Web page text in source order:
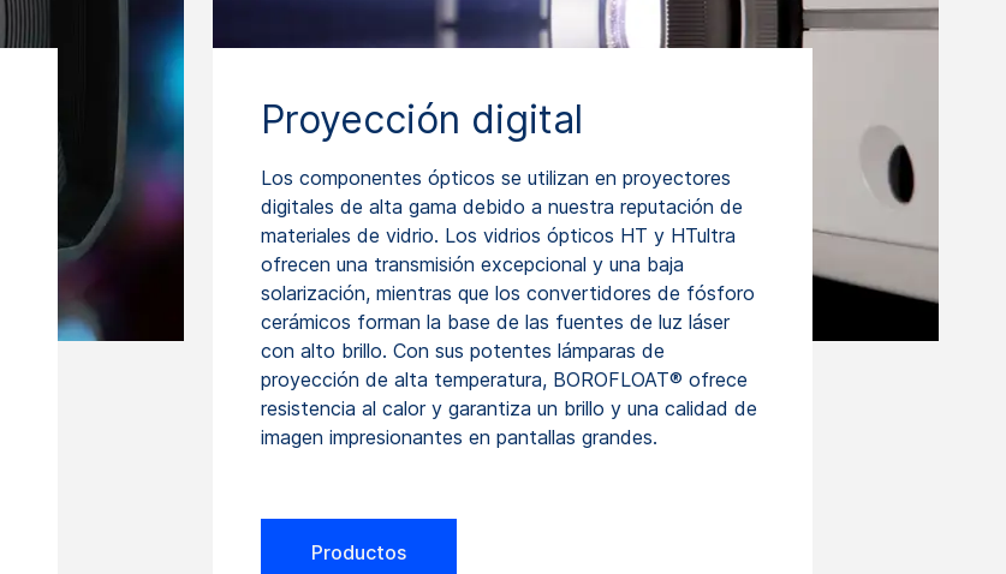
Proyección digital
Los componentes ópticos se utilizan en proyectores
digitales de alta gama debido a nuestra reputación de
materiales de vidrio. Los vidrios ópticos HT y HTultra
ofrecen una transmisión excepcional y una baja
solarización, mientras que los convertidores de fósforo
cerámicos forman la base de las fuentes de luz láser
con alto brillo. Con sus potentes lámparas de
proyección de alta temperatura, BOROFLOAT® ofrece
resistencia al calor y garantiza un brillo y una calidad de
imagen impresionantes en pantallas grandes.
Productos